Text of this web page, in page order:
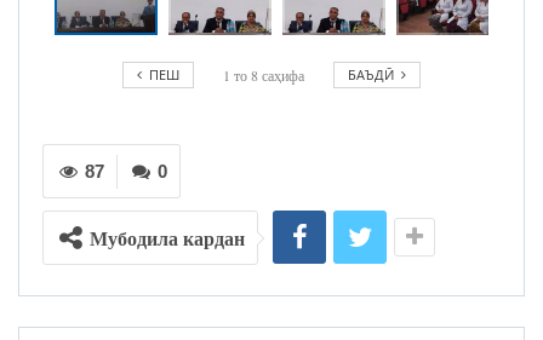
ПЕШ 1 то8саҳифа БАЪДӢ
0
87
Мубодила кардан